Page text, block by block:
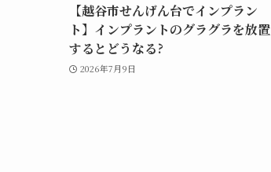
【越谷市せんげん台でインプラン
ト】インプラントのグラグラを放置
するとどうなる?
2026年7月9日